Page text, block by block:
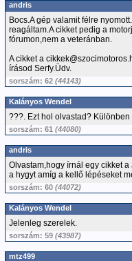
andris
Bocs.A gép valamit félre
reagáltam.A cikket pedig a
fórumon,nem a veteránban.
A cikket a
írásod Serfy.Üdv.
sorszám: 62 (44143)
Kalányos Wendel
???. Ezt hol olvastad?
sorszám: 61 (44080)
andris
Olvastam,hogy írnál egy cikket
a hygyt amíg a kellő lépéseket
sorszám: 60 (44072)
Kalányos Wendel
Jelenleg szerelek.
sorszám: 59 (43987)
mtz499